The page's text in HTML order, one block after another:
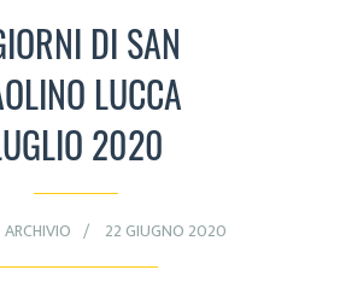
DI SAN
LUCCA
2020
ARCHIVIO 22 GIUGNO 2020